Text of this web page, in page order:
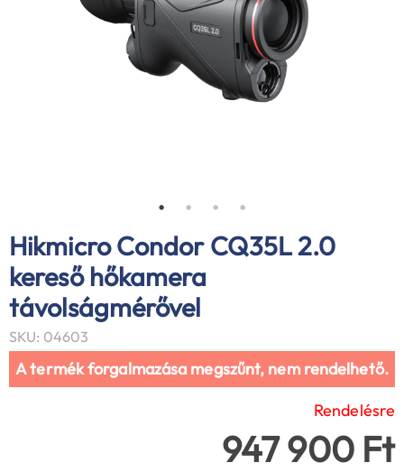
Hikmicro Condor CQ35L 2.0
kereső hőkamera
távolságmérővel
SKU: 04603
A termék forgalmazása megszűnt, nem rendelhető.
Rendelésre
947 900 Ft